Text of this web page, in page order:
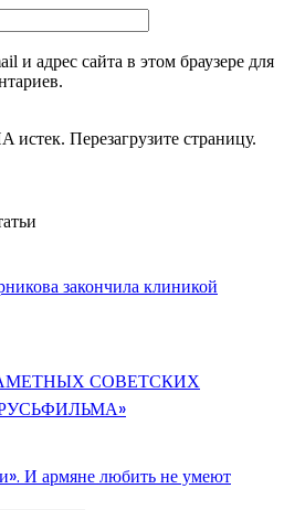
и адрес сайта в этом браузере для
Перезагрузите страницу.
закончила клиникой
СОВЕТСКИХ
И армяне любить не умеют